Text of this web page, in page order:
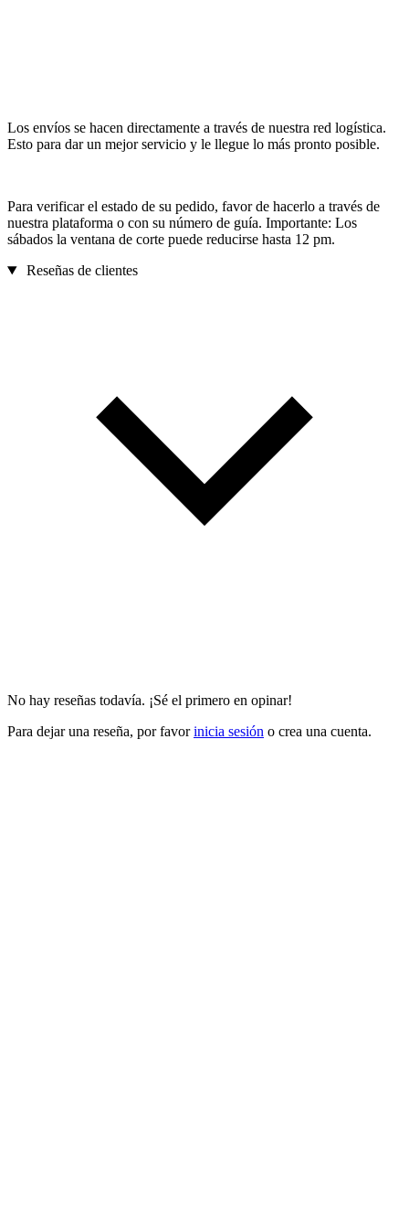
Los envíos se hacen directamente a través de nuestra red logística.
Esto para dar un mejor servicio y le llegue lo más pronto posible.
Para verificar el estado de su pedido, favor de hacerlo a través de
nuestra plataforma o con su número de guía. Importante: Los
sábados la ventana de corte puede reducirse hasta 12 pm.
Reseñas de clientes
No hay reseñas todavía. ¡Sé el primero en opinar!
Para dejar una reseña, por favorinicia sesión o crea una cuenta.